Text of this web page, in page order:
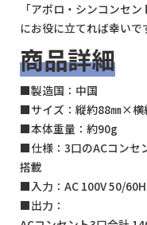
「アポロ・シンコンセ
にお役に立てれば幸いで
商品詳細
■製造国：中国
■サイズ：縦約88㎜×
■本体重量：約90g
■仕様：3口のACコンセ
搭載
■入力：AC 100V 50/
■出力：